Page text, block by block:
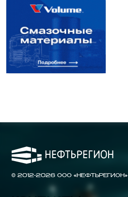
© 2012-2026 ООО «НЕФТЬРЕГИОН»